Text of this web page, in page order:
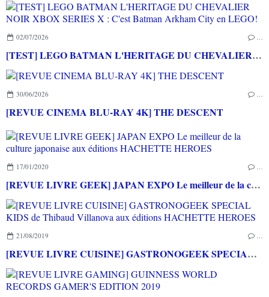
02/07/2026 …
[TEST] LEGO BATMAN L'HERITAGE DU CHEVALIER NOIR XBOX SERIES X : C'est Batman Arkham City en LEGO!
30/06/2026 …
[REVUE CINEMA BLU-RAY 4K] THE DESCENT
17/01/2020 …
[REVUE LIVRE GEEK] JAPAN EXPO Le meilleur de la culture japonaise aux éditions HACHETTE HEROES
21/08/2019 …
[REVUE LIVRE CUISINE] GASTRONOGEEK SPECIAL KIDS de Thibaud Villanova aux éditions HACHETTE HEROES